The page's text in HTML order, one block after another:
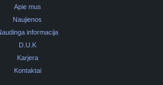
Apie mus
Naujienos
informacija
D.U.K
Karjera
Kontaktai